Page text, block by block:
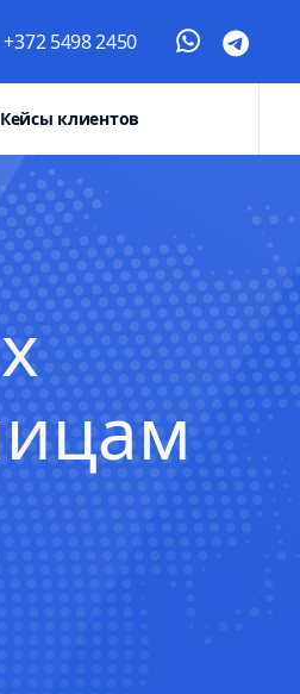
+372 5498 2450
Кейсы клиентов